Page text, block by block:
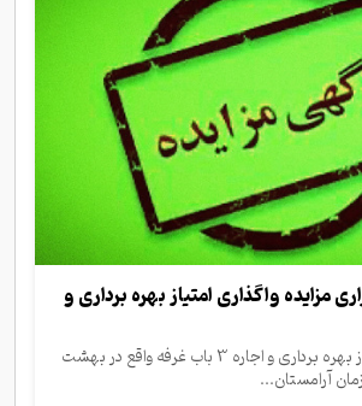
مزایده واگذاری امتیاز بهره برداری و
مزایده واگذاری امتیاز بهره برداری و اجاره 3 باب غرفه واقع در بهشت
آرامستان...